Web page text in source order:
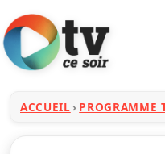
ACCUEIL PROGRAMME